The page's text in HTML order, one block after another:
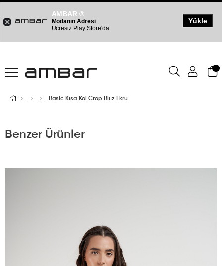
Basic Kısa Kol Crop Bluz Ekru
Benzer Ürünler
AMBAR ®
Modanın Adresi
Ücresiz Play Store'da
Yükle